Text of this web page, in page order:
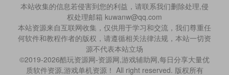
本站收集的信息若侵害到您的利益，请联系我们删除处理,侵
权处理邮箱 kuwanw@qq.com
本站资源来自互联网收集，仅供用于学习和交流，我们尊重任
何软件和教程作者的版权，请遵循相关法律法规，本站一切资
源不代表本站立场
©2019-2026酷玩资源网-资源网,游戏辅助网,每日分享大量优
质软件资源,游戏单机资源！ All right reserved. 版权所有